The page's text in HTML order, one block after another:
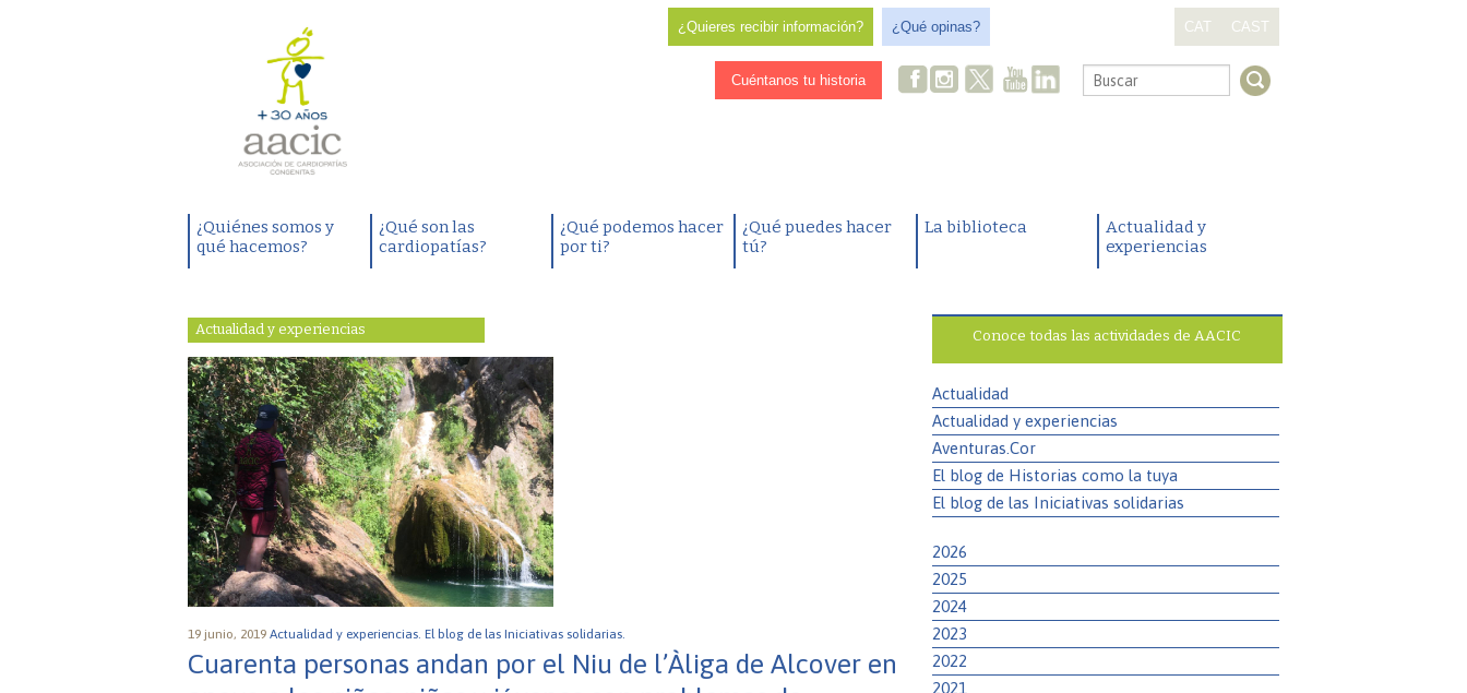
¿Quieres recibir información? ¿Qué opinas? CAT CAST
Cuéntanos tu historia .
¿Quiénes somos y
qué hacemos?
¿Qué son las
cardiopatías?
¿Qué podemos hacer
por ti?
¿Qué puedes hacer
tú?
La biblioteca
Actualidad y
experiencias
Actualidad y experiencias
19 junio, 2019 Actualidad y experiencias. El blog de las Iniciativas solidarias.
Cuarenta personas andan por el Niu de l’Àliga de Alcover en
Conoce todas las actividades de AACIC
Actualidad
Actualidad y experiencias
Aventuras.Cor
El blog de Historias como la tuya
El blog de las Iniciativas solidarias
2026
2025
2024
2023
2022
2021